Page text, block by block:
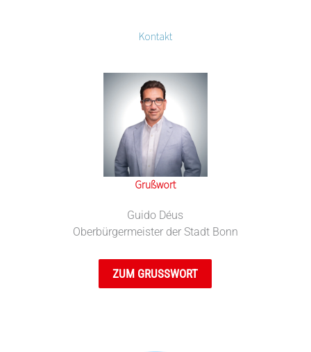
Kontakt
Grußwort
Guido Déus
Oberbürgermeister der Stadt Bonn
ZUM GRUSSWORT